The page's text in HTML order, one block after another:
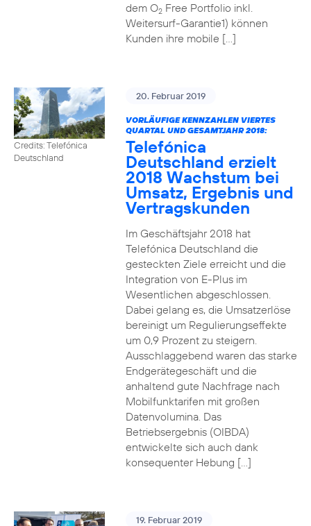
dem O2Free Portfolio inkl.
Weitersurf-Garantie1) können
Kunden ihre mobile […]
Credits: Telefónica
Deutschland
20. Februar 2019
VORLÄUFIGE KENNZAHLEN VIERTES
QUARTAL UND GESAMTJAHR 2018:
Telefónica
Deutschland erzielt
2018 Wachstum bei
Umsatz, Ergebnis und
Vertragskunden
Im Geschäftsjahr 2018 hat
Telefónica Deutschland die
gesteckten Ziele erreicht und die
Integration von E-Plus im
Wesentlichen abgeschlossen.
Dabei gelang es, die Umsatzerlöse
bereinigt um Regulierungseffekte
um 0,9 Prozent zu steigern.
Ausschlaggebend waren das starke
Endgerätegeschäft und die
anhaltend gute Nachfrage nach
Mobilfunktarifen mit großen
Datenvolumina. Das
Betriebsergebnis (OIBDA)
entwickelte sich auch dank
konsequenter Hebung […]
19. Februar 2019